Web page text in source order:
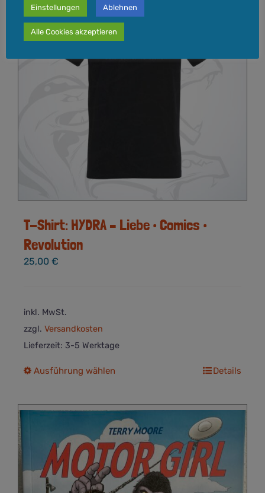
T-Shirt: HYDRA – Liebe • Comics •
Revolution
25,00 €
inkl. MwSt.
zzgl. Versandkosten
Lieferzeit: 3-5 Werktage
Ausführung wählen
mehrere
Varianten
auf.
Die
Optionen
können
Details
Einstellungen Ablehnen
Alle Cookies akzeptieren